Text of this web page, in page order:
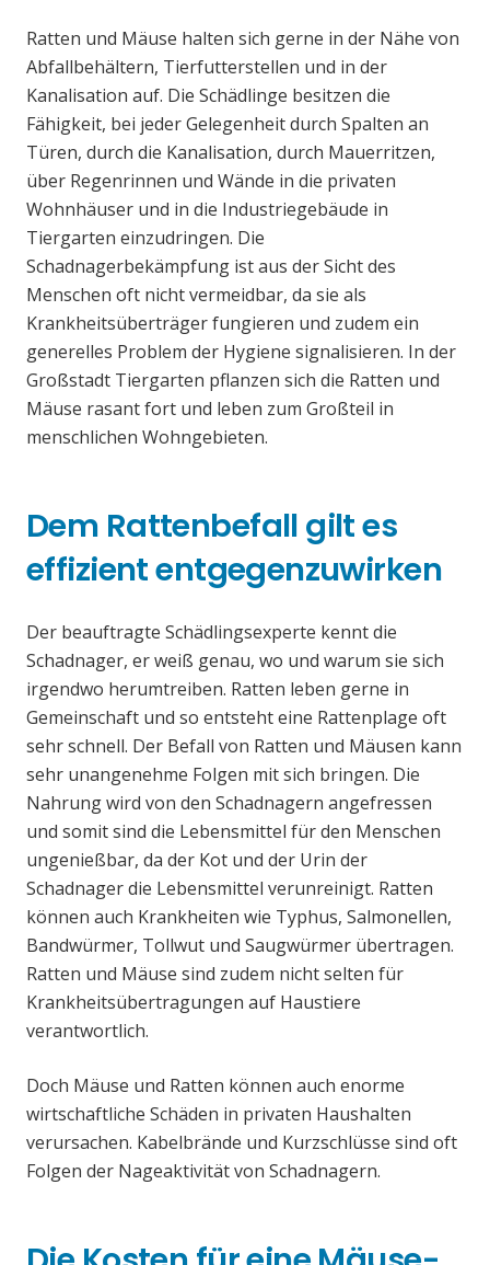
Ratten und Mäuse halten sich gerne in der Nähe von
Abfallbehältern, Tierfutterstellen und in der
Kanalisation auf. Die Schädlinge besitzen die
Fähigkeit, bei jeder Gelegenheit durch Spalten an
Türen, durch die Kanalisation, durch Mauerritzen,
über Regenrinnen und Wände in die privaten
Wohnhäuser und in die Industriegebäude in
Tiergarten einzudringen. Die
Schadnagerbekämpfung ist aus der Sicht des
Menschen oft nicht vermeidbar, da sie als
Krankheitsüberträger fungieren und zudem ein
generelles Problem der Hygiene signalisieren. In der
Großstadt Tiergarten pflanzen sich die Ratten und
Mäuse rasant fort und leben zum Großteil in
menschlichen Wohngebieten.
Dem Rattenbefall gilt es
effizient entgegenzuwirken
Der beauftragte Schädlingsexperte kennt die
Schadnager, er weiß genau, wo und warum sie sich
irgendwo herumtreiben. Ratten leben gerne in
Gemeinschaft und so entsteht eine Rattenplage oft
sehr schnell. Der Befall von Ratten und Mäusen kann
sehr unangenehme Folgen mit sich bringen. Die
Nahrung wird von den Schadnagern angefressen
und somit sind die Lebensmittel für den Menschen
ungenießbar, da der Kot und der Urin der
Schadnager die Lebensmittel verunreinigt. Ratten
können auch Krankheiten wie Typhus, Salmonellen,
Bandwürmer, Tollwut und Saugwürmer übertragen.
Ratten und Mäuse sind zudem nicht selten für
Krankheitsübertragungen auf Haustiere
verantwortlich.
Doch Mäuse und Ratten können auch enorme
wirtschaftliche Schäden in privaten Haushalten
verursachen. Kabelbrände und Kurzschlüsse sind oft
Folgen der Nageaktivität von Schadnagern.